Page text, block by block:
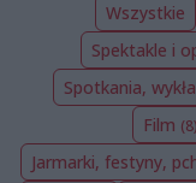
Wszystkie
Spektakle i
Spotkania,
Film (8)
Jarmarki, festyny,